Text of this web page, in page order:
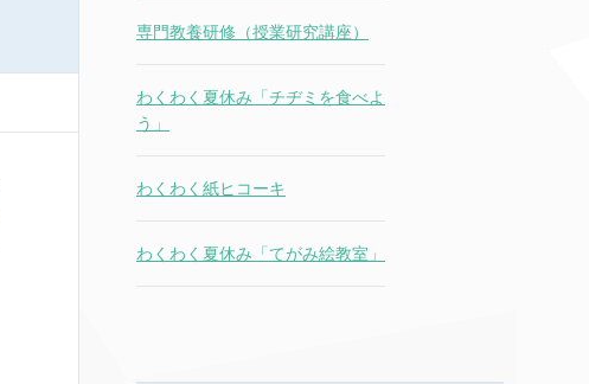
専門教養研修（授業研究講座）
わくわく夏休み「チヂミを食べよ
う」
わくわく紙ヒコーキ
わくわく夏休み「てがみ絵教室」